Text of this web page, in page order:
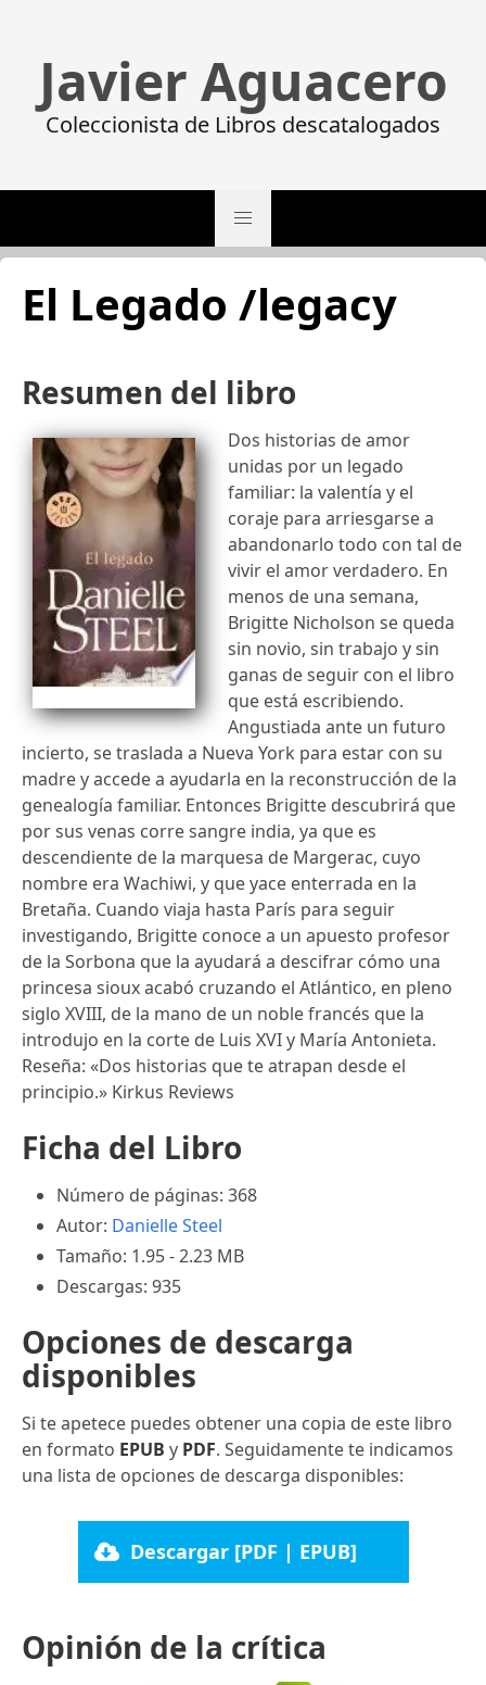
Javier Aguacero
Coleccionista de Libros descatalogados
El Legado /legacy
Resumen del libro
Dos historias de amor
unidas por un legado
familiar: la valentía y el
coraje para arriesgarse a
abandonarlo todo con tal de
vivir el amor verdadero. En
menos de una semana,
Brigitte Nicholson se queda
sin novio, sin trabajo y sin
ganas de seguir con el libro
que está escribiendo.
Angustiada ante un futuro
incierto, se traslada a Nueva York para estar con su
madre y accede a ayudarla en la reconstrucción de la
genealogía familiar. Entonces Brigitte descubrirá que
por sus venas corre sangre india, ya que es
descendiente de la marquesa de Margerac, cuyo
nombre era Wachiwi, y que yace enterrada en la
Bretaña. Cuando viaja hasta París para seguir
investigando, Brigitte conoce a un apuesto profesor
de la Sorbona que la ayudará a descifrar cómo una
princesa sioux acabó cruzando el Atlántico, en pleno
siglo XVIII, de la mano de un noble francés que la
introdujo en la corte de Luis XVI y María Antonieta.
Reseña: «Dos historias que te atrapan desde el
principio.» Kirkus Reviews
Ficha del Libro
Número de páginas: 368
Autor: Danielle Steel
Tamaño: 1.95 - 2.23 MB
Descargas: 935
Opciones de descarga
disponibles
Si te apetece puedes obtener una copia de este libro
en formato EPUB y PDF. Seguidamente te indicamos
una lista de opciones de descarga disponibles:
Descargar [PDF | EPUB]
Opinión de la crítica